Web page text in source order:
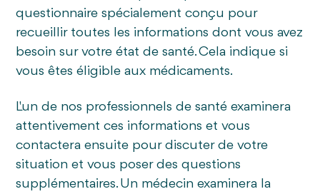
questionnaire spécialement conçu pour
recueillir toutes les informations dont vous avez
besoin sur votre état de santé. Cela indique si
vous êtes éligible aux médicaments.
L'un de nos professionnels de santé examinera
attentivement ces informations et vous
contactera ensuite pour discuter de votre
situation et vous poser des questions
supplémentaires. Un médecin examinera la